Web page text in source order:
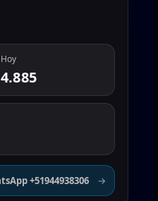
Hoy
4.885
+51944938306 →